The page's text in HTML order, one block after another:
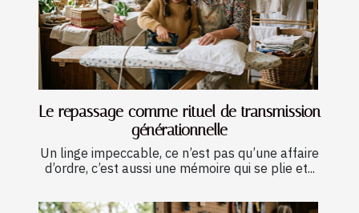
Le repassage comme rituel de transmission
générationnelle
Un linge impeccable, ce n’est pas qu’une affaire
d’ordre, c’est aussi une mémoire qui se plie et...